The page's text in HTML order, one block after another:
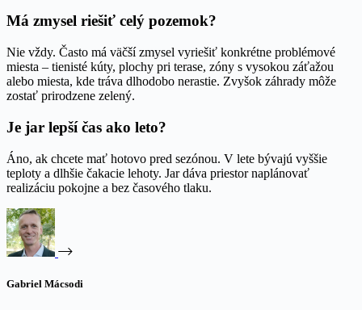
Má zmysel riešiť celý pozemok?
Nie vždy. Často má väčší zmysel vyriešiť konkrétne problémové
miesta – tienisté kúty, plochy pri terase, zóny s vysokou záťažou
alebo miesta, kde tráva dlhodobo nerastie. Zvyšok záhrady môže
zostať prirodzene zelený.
Je jar lepší čas ako leto?
Áno, ak chcete mať hotovo pred sezónou. V lete bývajú vyššie
teploty a dlhšie čakacie lehoty. Jar dáva priestor naplánovať
realizáciu pokojne a bez časového tlaku.
Gabriel Mácsodi